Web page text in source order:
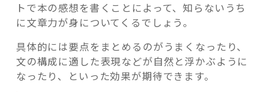
トで本の感想を書くことによって、知らないうち
に文章力が身についてくるでしょう。
具体的には要点をまとめるのがうまくなったり、
文の構成に適した表現などが自然と浮かぶように
なったり、といった効果が期待できます。